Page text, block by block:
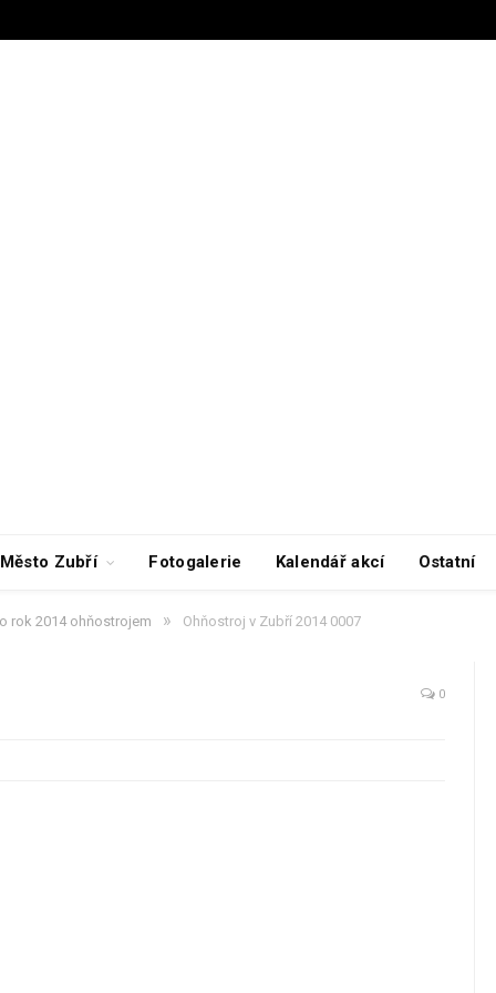
Město Zubří Fotogalerie Kalendář akcí Ostatní
rok 2014 ohňostrojem » Ohňostroj v Zubří 2014 0007
0